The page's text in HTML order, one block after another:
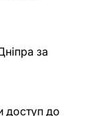
за
доступ до